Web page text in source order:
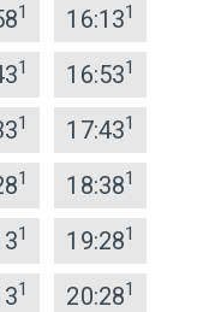
1 16:131
1 16:531
1 17:431
1 18:381
1 19:281
1 20:281